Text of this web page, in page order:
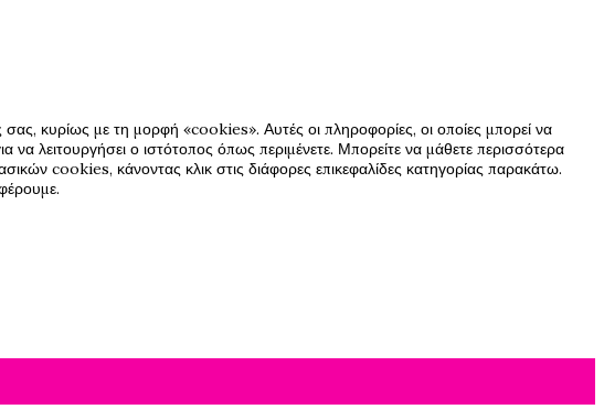
κυρίως με τη μορφή «cookies». Αυτές οι πληροφορίες, οι οποίες μπορεί να
λειτουργήσει ο ιστότοπος όπως περιμένετε. Μπορείτε να μάθετε περισσότερα
cookies, κάνοντας κλικ στις διάφορες επικεφαλίδες κατηγορίας παρακάτω.